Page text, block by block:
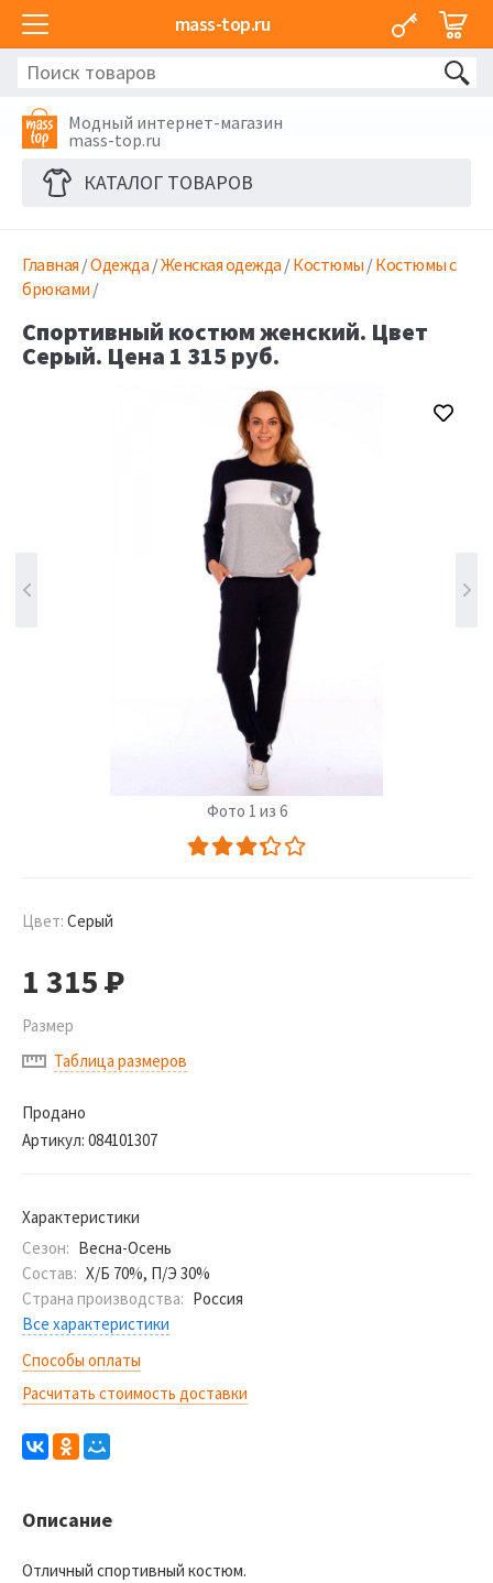
mass-top.ru
Модный интернет-магазин
mass-top.ru
КАТАЛОГ ТОВАРОВ
Главная /Одежда /Женская одежда /Костюмы /Костюмы с
брюками /
Спортивный костюм женский. Цвет
Серый. Цена 1 315 руб.
Фото 1 из 6
Цвет: Серый
1 315Р
Размер
Таблица размеров
Продано
Артикул: 084101307
Характеристики
Сезон: Весна-Осень
Состав: Х/Б 70%, П/Э 30%
Страна производства: Россия
Все характеристики
Способы оплаты
Расчитать стоимость доставки
Описание
Отличный спортивный костюм.